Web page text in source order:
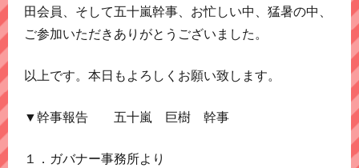
田会員、そして五十嵐幹事、お忙しい中、猛暑の中、
ご参加いただきありがとうございました。
以上です。本日もよろしくお願い致します。
▼幹事報告 五十嵐 巨樹 幹事
１．ガバナー事務所より